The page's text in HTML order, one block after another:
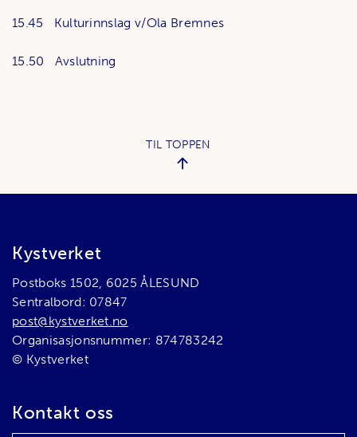
15.45 Kulturinnslag v/Ola Bremnes
15.50 Avslutning
TIL TOPPEN
Bunnområde
Kystverket
Postboks 1502, 6025 ÅLESUND
Sentralbord: 07847
post@kystverket.no
Organisasjonsnummer: 874783242
© Kystverket
Kontakt oss